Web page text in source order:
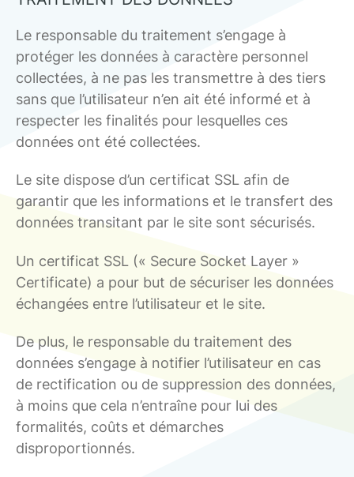
Le responsable du traitement s’engage à
protéger les données à caractère personnel
collectées, à ne pas les transmettre à des tiers
sans que l’utilisateur n’en ait été informé et à
respecter les finalités pour lesquelles ces
données ont été collectées.
Le site dispose d’un certificat SSL afin de
garantir que les informations et le transfert des
données transitant par le site sont sécurisés.
Un certificat SSL (« Secure Socket Layer »
Certificate) a pour but de sécuriser les données
échangées entre l’utilisateur et le site.
De plus, le responsable du traitement des
données s’engage à notifier l’utilisateur en cas
de rectification ou de suppression des données,
à moins que cela n’entraîne pour lui des
formalités, coûts et démarches
disproportionnés.